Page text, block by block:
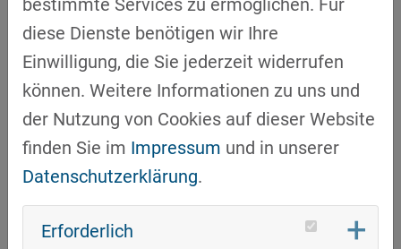
überwachen?Gerhard Schneidervon der
GPC Europe GmbHzeigte in seinem Vortrag
eine einheitliche Methodik, mit
der Treibhausgas-Emissionen gemessen,
quantifiziert und überwacht werden können –
eine Voraussetzung, um Prozesse zu
optimieren und Maßnahmen zur Einsparung
und Vermeidung von Emissionen einzuleiten.
Der Standard ISO 14083 zur Quantifizierung
bestimmte Services zu ermöglichen. Für
diese Dienste benötigen wir Ihre
Einwilligung, die Sie jederzeit widerrufen
können. Weitere Informationen zu uns und
der Nutzung von Cookies auf dieser Website
finden Sie im Impressum und in unserer
Datenschutzerklärung.
Erforderlich